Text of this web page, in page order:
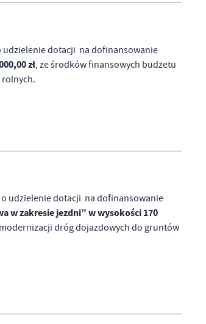
udzielenie dotacji na dofinansowanie
zł, ze środków finansowych budżetu
o udzielenie dotacji na dofinansowanie
w zakresie jezdni” w wysokości 170
dróg dojazdowych do gruntów